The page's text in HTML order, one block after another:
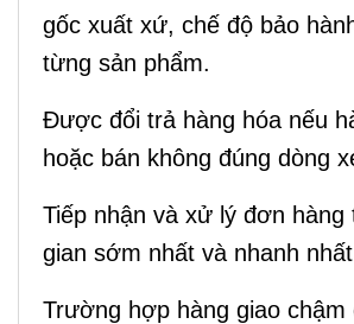
gốc xuất xứ, chế độ bảo
từng sản phẩm.
Được đổi trả hàng hóa nếu
hoặc bán không đúng dòng
Tiếp nhận và xử lý đơn hàng
gian sớm nhất và nhanh
Trường hợp hàng giao chậm